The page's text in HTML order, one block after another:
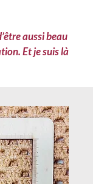
aussi beau
Et je suis là